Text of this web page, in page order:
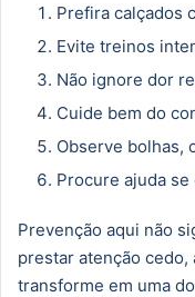
Prefira calçados
Evite treinos
Não ignore dor
Cuide bem do
Observe bolhas,
Procure ajuda
Prevenção aqui não
prestar atenção cedo,
transforme em uma